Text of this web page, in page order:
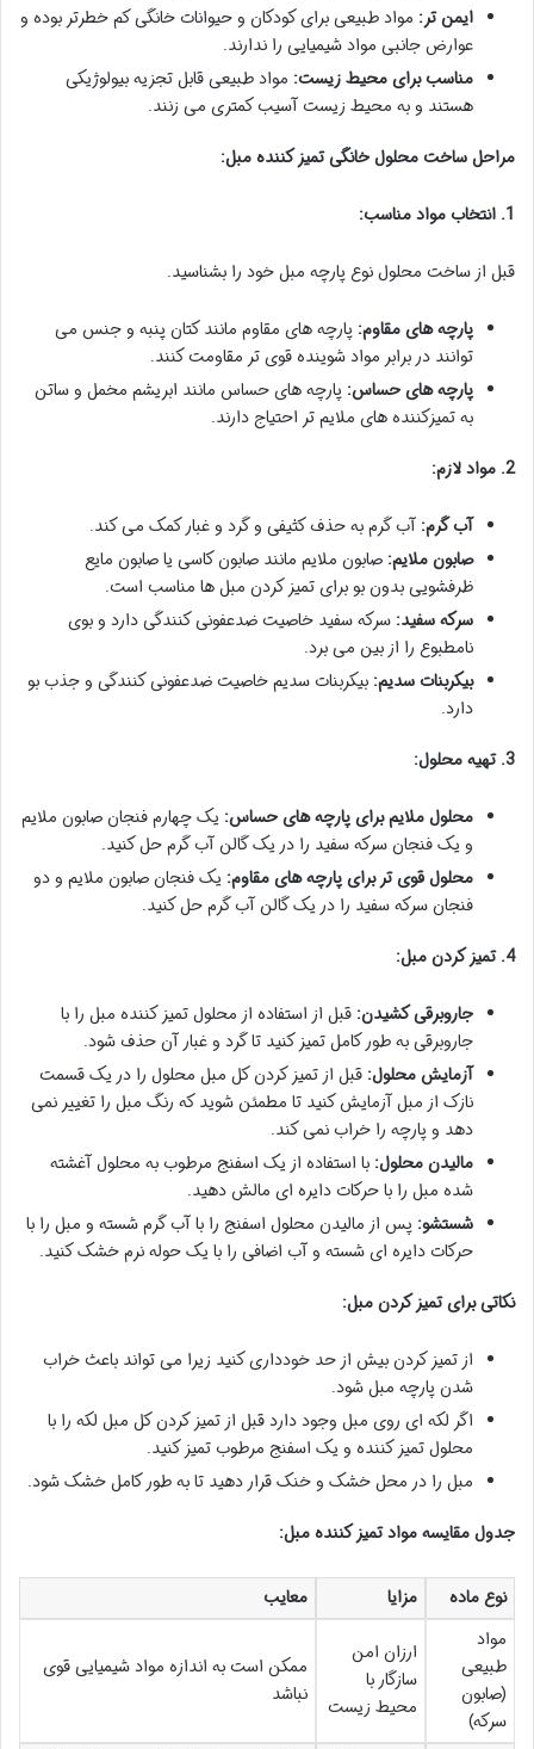
ایمن تر: مواد طبیعی برای کودکان و حیوانات خانگی کم خطرتر بوده و
عوارض جانبی مواد شیمیایی را ندارند.
مناسب برای محیط زیست: مواد طبیعی قابل تجزیه بیولوژیکی
هستند و به محیط زیست آسیب کمتری می زنند.
مراحل ساخت محلول خانگی تمیز کننده مبل:
1. انتخاب مواد مناسب:
قبل از ساخت محلول نوع پارچه مبل خود را بشناسید.
پارچه های مقاوم: پارچه های مقاوم مانند کتان پنبه و جنس می
توانند در برابر مواد شوینده قوی تر مقاومت کنند.
پارچه های حساس: پارچه های حساس مانند ابریشم مخمل و ساتن
به تمیزکننده های ملایم تر احتیاج دارند.
2. مواد لازم:
آب گرم: آب گرم به حذف کثیفی و گرد و غبار کمک می کند.
صابون ملایم: صابون ملایم مانند صابون کاسی یا صابون مایع
ظرفشویی بدون بو برای تمیز کردن مبل ها مناسب است.
سرکه سفید: سرکه سفید خاصیت ضدعفونی کنندگی دارد و بوی
نامطبوع را از بین می برد.
بیکربنات سدیم: بیکربنات سدیم خاصیت ضدعفونی کنندگی و جذب بو
دارد.
3. تهیه محلول:
محلول ملایم برای پارچه های حساس: یک چهارم فنجان صابون ملایم
و یک فنجان سرکه سفید را در یک گالن آب گرم حل کنید.
محلول قوی تر برای پارچه های مقاوم: یک فنجان صابون ملایم و دو
فنجان سرکه سفید را در یک گالن آب گرم حل کنید.
4. تمیز کردن مبل:
جاروبرقی کشیدن: قبل از استفاده از محلول تمیز کننده مبل را با
جاروبرقی به طور کامل تمیز کنید تا گرد و غبار آن حذف شود.
آزمایش محلول: قبل از تمیز کردن کل مبل محلول را در یک قسمت
نازک از مبل آزمایش کنید تا مطمئن شوید که رنگ مبل را تغییر نمی
دهد و پارچه را خراب نمی کند.
مالیدن محلول: با استفاده از یک اسفنج مرطوب به محلول آغشته
شده مبل را با حرکات دایره ای مالش دهید.
شستشو: پس از مالیدن محلول اسفنج را با آب گرم شسته و مبل را با
حرکات دایره ای شسته و آب اضافی را با یک حوله نرم خشک کنید.
نکاتی برای تمیز کردن مبل:
از تمیز کردن بیش از حد خودداری کنید زیرا می تواند باعث خراب
شدن پارچه مبل شود.
اگر لکه ای روی مبل وجود دارد قبل از تمیز کردن کل مبل لکه را با
محلول تمیز کننده و یک اسفنج مرطوب تمیز کنید.
مبل را در محل خشک و خنک قرار دهید تا به طور کامل خشک شود.
جدول مقایسه مواد تمیز کننده مبل:
نوع ماده مزایا
معایب
مواد
طبیعی
(صابون
سرکه)
ارزان امن
سازگار با
محیط زیست
ممکن است به اندازه مواد شیمیایی قوی
نباشد